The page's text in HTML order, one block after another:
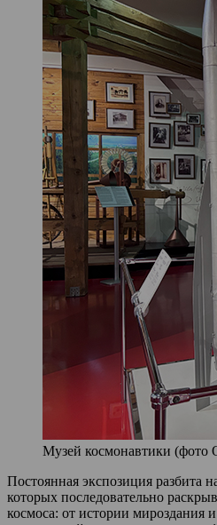
Музей космонавтики (фото
Постоянная экспозиция разбита
которых последовательно
космоса: от истории мироздания